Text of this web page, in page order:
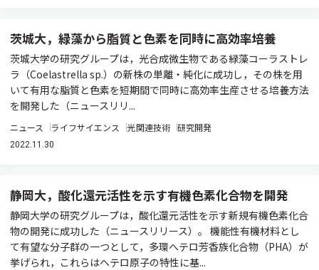
茨城大，緑藻から脂質と色素を同時に高効率培養
茨城大学の研究グループは，光合成微生物である緑藻コーラストレ
ラ（Coelastrella sp.）の新株の単離・純化に成功し，その株を用
いて有用な脂質と色素を短期間で同時に高効率生産させる培養方法
を開発した（ニュースリリ...
ニュース ライフサイエンス 光関連技術 研究開発
2022.11.30
静岡大，酸化還元活性を示す有機色素化合物を開発
静岡大学の研究グループは，酸化還元活性を示す新規有機色素化合
物の開発に成功した（ニュースリリース）。 機能性有機材料とし
て有望な分子群の一つとして，多環へテロ芳香族化合物（PHA）が
挙げられ，これらはヘテロ原子の特性に基...